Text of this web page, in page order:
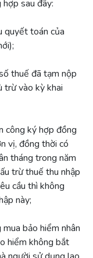
sau đây:
quyết toán của
thuế đã tạm nộp
trừ vào kỳ khai
công ký hợp đồng
vị, đồng thời có
tháng trong năm
trừ thuế thu nhập
cầu thì không
này;
bảo hiểm nhân
hiểm không bắt